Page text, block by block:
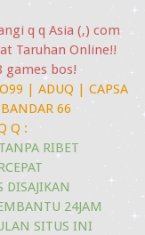
q q Asia (,) com
Taruhan Online!!
games bos!
| ADUQ | CAPSA
66
Q :
RIBET
DISAJIKAN
24JAM
SITUS INI